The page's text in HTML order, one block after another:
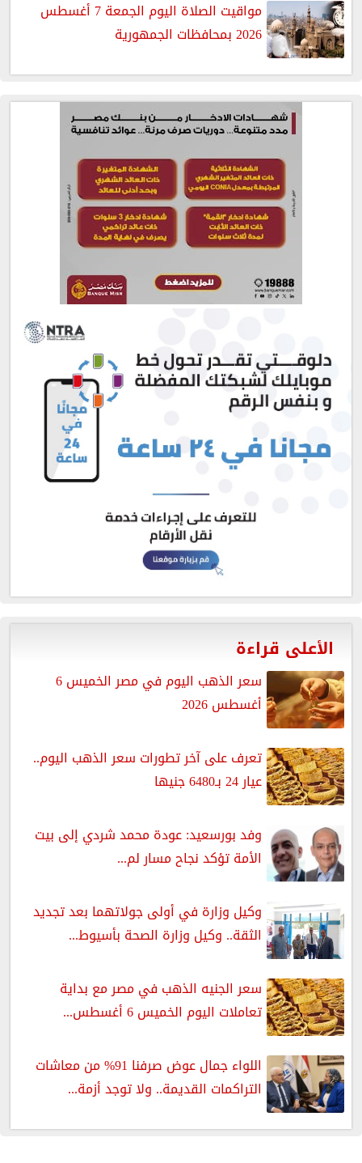
مواقيت الصلاة اليوم الجمعة 7 أغسطس
2026 بمحافظات الجمهورية
الأعلى قراءة
سعر الذهب اليوم في مصر الخميس 6
أغسطس 2026
تعرف على آخر تطورات سعر الذهب اليوم..
عيار 24 بـ6480 جنيها
وفد بورسعيد: عودة محمد شردي إلى بيت
الأمة تؤكد نجاح مسار لم...
وكيل وزارة في أولى جولاتهما بعد تجديد
الثقة.. وكيل وزارة الصحة بأسيوط...
سعر الجنيه الذهب في مصر مع بداية
تعاملات اليوم الخميس 6 أغسطس...
اللواء جمال عوض صرفنا 91% من معاشات
التراكمات القديمة.. ولا توجد أزمة...